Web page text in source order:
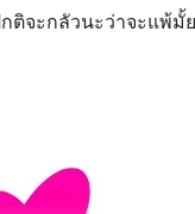
ติจะกลัวนะว่าจะแพ้มั้